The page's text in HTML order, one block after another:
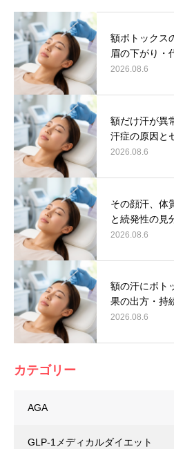
額ボトックス
眉の下がり・
2026.08.6
額だけ汗が異
汗症の原因と
2026.08.6
その顔汗、体
と続発性の見
2026.08.6
額の汗にボト
果の出方・持
2026.08.6
カテゴリー
AGA
GLP-1メディカルダイエット